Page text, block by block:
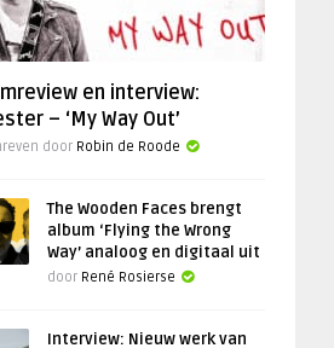
en interview:
– ‘My Way Out’
door Robin de Roode
The Wooden Faces brengt
album ‘Flying the Wrong
Way’ analoog en digitaal uit
door René Rosierse
Interview: Nieuw werk van